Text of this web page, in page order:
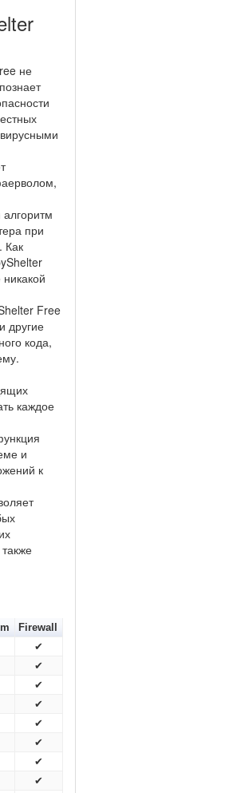
не
при
Как
Free
другие
кода,
каждое
и
к
Firewall
✔
✔
✔
✔
✔
✔
✔
✔